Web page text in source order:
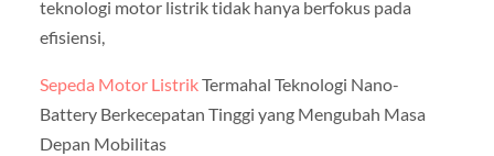
teknologi motor listrik tidak hanya berfokus pada
efisiensi,
Sepeda Motor ListrikTermahal Teknologi Nano-
Battery Berkecepatan Tinggi yang Mengubah Masa
Depan Mobilitas